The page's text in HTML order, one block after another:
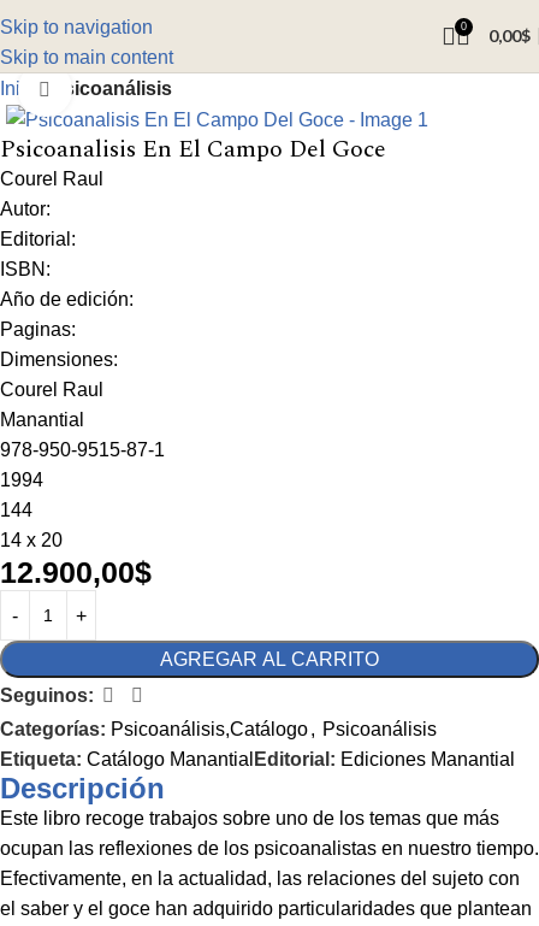
Skip to navigation
Skip to main content
0 0,00$
Inicio Psicoanálisis
Click to enlarge
Psicoanalisis En El Campo Del Goce
Courel Raul
Autor:
Editorial:
ISBN:
Año de edición:
Paginas:
Dimensiones:
Courel Raul
Manantial
978-950-9515-87-1
1994
144
14 x 20
12.900,00$
AGREGAR AL CARRITO
Seguinos:
Categorías: Psicoanálisis,Catálogo, Psicoanálisis
Etiqueta: Catálogo Manantial Editorial: Ediciones Manantial
Descripción
Este libro recoge trabajos sobre uno de los temas que más
ocupan las reflexiones de los psicoanalistas en nuestro tiempo.
Efectivamente, en la actualidad, las relaciones del sujeto con
el saber y el goce han adquirido particularidades que plantean